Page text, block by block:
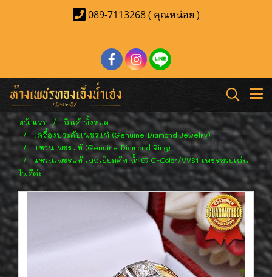
089-7113268 ( คุณหน่อย )
หน้าแรก
สินค้าทั้งหมด
เครื่องประดับเพชรแท้ (Genuine Diamond Jewelry)
แหวนเพชรแท้ (Genuine Diamond Ring)
แหวนเพชรแท้ เบลเยียมคัท น้ำ 97 G-Color/VVS1 เพชรสวยเล่น
ไฟดีค่ะ